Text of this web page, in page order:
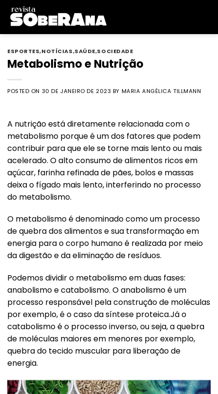
Skip
content
ESPORTES,NOTÍCIAS,SAÚDE,SOCIEDADE
Metabolismo e Nutrição
POSTED ON 30 DE JANEIRO DE 2023 BY MARIA ANGÉLICA TILLMANN
A nutrição está diretamente relacionada com o
metabolismo porque é um dos fatores que podem
contribuir para que ele se torne mais lento ou mais
acelerado. O alto consumo de alimentos ricos em
açúcar, farinha refinada de pães, bolos e massas
deixa o fígado mais lento, interferindo no processo
do metabolismo.
O metabolismo é denominado como um processo
de quebra dos alimentos e sua transformação em
energia para o corpo humano é realizada por meio
da digestão e da eliminação de resíduos.
Podemos dividir o metabolismo em duas fases:
anabolismo e catabolismo. O anabolismo é um
processo responsável pela construção de moléculas
por exemplo, é o caso da síntese proteica.Já o
catabolismo é o processo inverso, ou seja, a quebra
de moléculas maiores em menores por exemplo,
quebra do tecido muscular para liberação de
energia.